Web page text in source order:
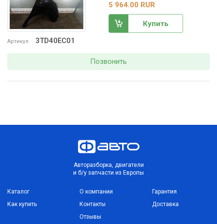
Артикул 3TD40EC01
5 964.00 RUR
Купить
Позвонить
Авторазборка, двигатели
и б/у запчасти из Европы
Каталог
Как купить
О компании
Контакты
Отзывы
Гарантия
Доставка